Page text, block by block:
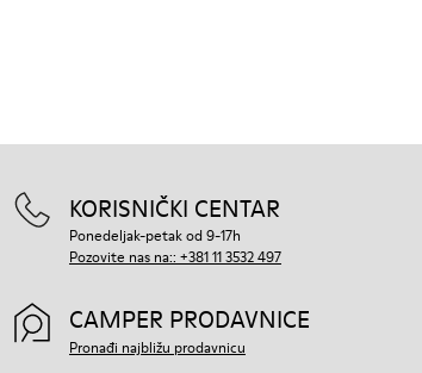
KORISNIČKI CENTAR
Ponedeljak-petak od 9-17h
Pozovite nas na:: +381 11 3532 497
CAMPER PRODAVNICE
Pronađi najbližu prodavnicu